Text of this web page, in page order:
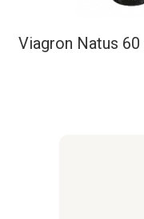
Viagron Natus 60